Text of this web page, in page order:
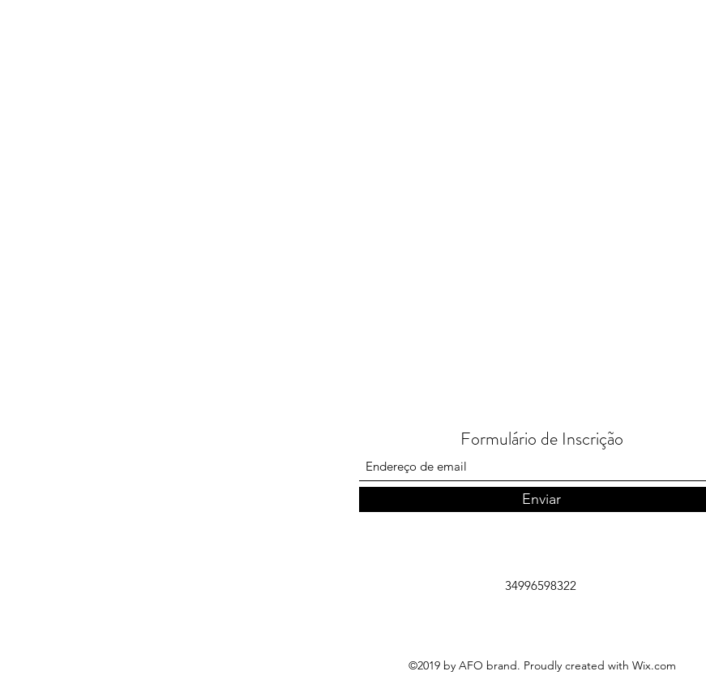
Formulário de Inscrição
Enviar
34996598322
©2019 by AFO brand. Proudly created with Wix.com